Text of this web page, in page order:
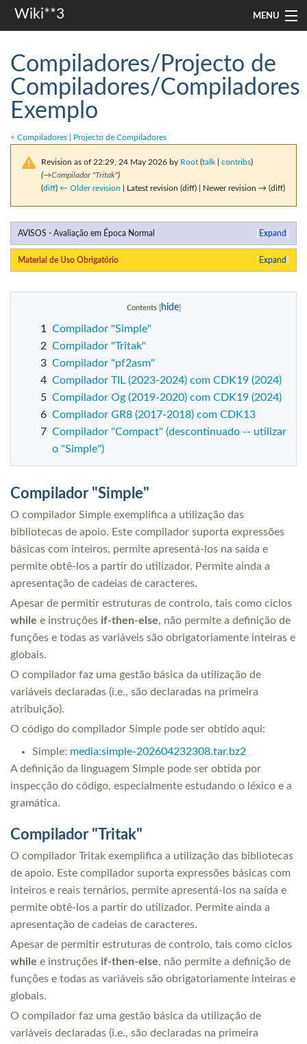
Wiki**3 MENU
aulas
investigação
misc
Compiladores/Projecto de
Compiladores/Compiladores
Exemplo
< Compiladores Projecto de Compiladores
Revision as of 22:29, 24 May 2026 by Root (talk contribs)
(→Compilador "Tritak")
(diff) ← Older revision | Latest revision (diff) | Newer revision → (diff)
Expand
AVISOS - Avaliação em Época Normal
Expand
Material de Uso Obrigatório
Contents
1
Compilador "Simple"
2 Compilador "Tritak"
3 Compilador "pf2asm"
4 Compilador TIL (2023-2024) com CDK19 (2024)
5 Compilador Og (2019-2020) com CDK19 (2024)
6 Compilador GR8 (2017-2018) com CDK13
7 Compilador "Compact" (descontinuado -- utilizar
o "Simple")
Compilador "Simple"
O compilador Simple exemplifica a utilização das
bibliotecas de apoio. Este compilador suporta expressões
básicas com inteiros, permite apresentá-los na saída e
permite obtê-los a partir do utilizador. Permite ainda a
apresentação de cadeias de caracteres.
Apesar de permitir estruturas de controlo, tais como ciclos
while e instruções if-then-else, não permite a definição de
funções e todas as variáveis são obrigatoriamente inteiras e
globais.
O compilador faz uma gestão básica da utilização de
variáveis declaradas (i.e., são declaradas na primeira
atribuição).
O código do compilador Simple pode ser obtido aqui:
Simple: media:simple-202604232308.tar.bz2
A definição da linguagem Simple pode ser obtida por
inspecção do código, especialmente estudando o léxico e a
gramática.
Compilador "Tritak"
O compilador Tritak exemplifica a utilização das bibliotecas
de apoio. Este compilador suporta expressões básicas com
inteiros e reais ternários, permite apresentá-los na saída e
permite obtê-los a partir do utilizador. Permite ainda a
apresentação de cadeias de caracteres.
Apesar de permitir estruturas de controlo, tais como ciclos
while e instruções if-then-else, não permite a definição de
funções e todas as variáveis são obrigatoriamente inteiras e
globais.
O compilador faz uma gestão básica da utilização de
variáveis declaradas (i.e., são declaradas na primeira